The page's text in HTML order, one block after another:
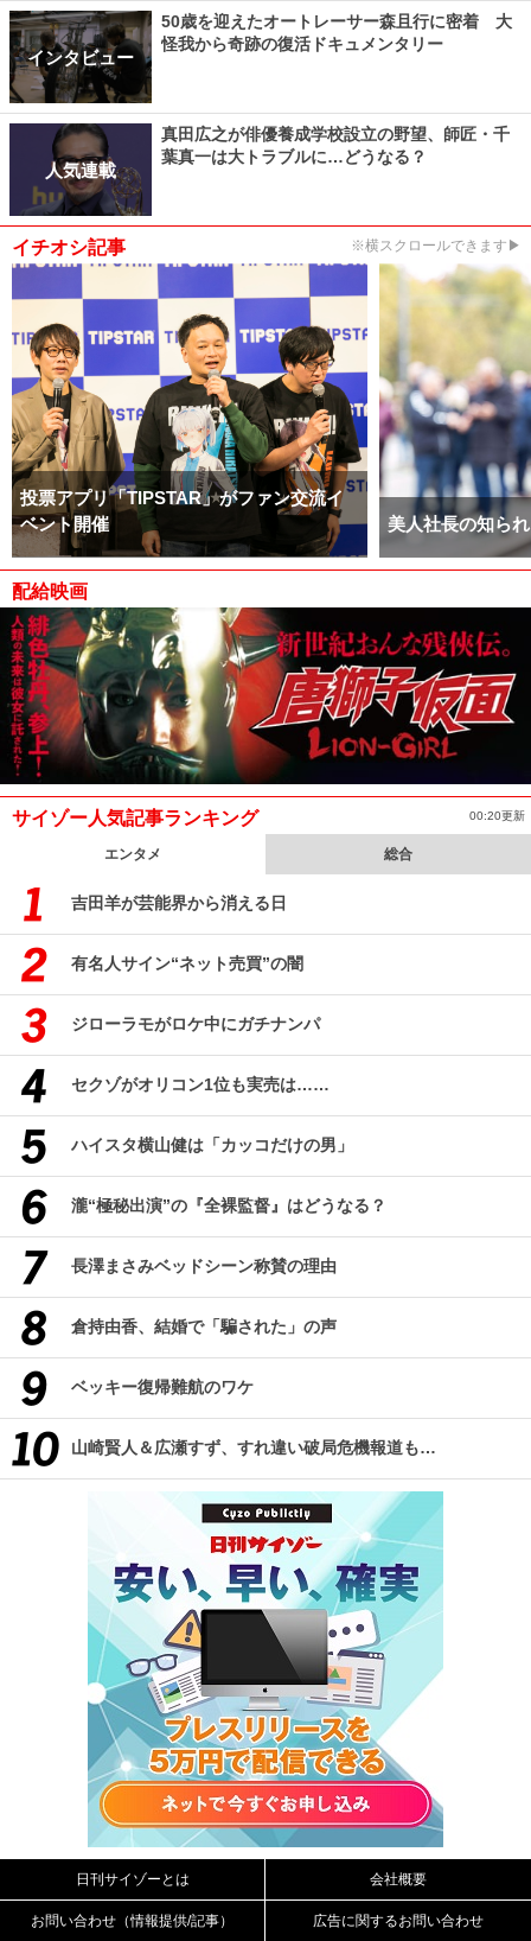
インタビュー
50歳を迎えたオートレーサー森且行に密着 大
怪我から奇跡の復活ドキュメンタリー
人気連載
真田広之が俳優養成学校設立の野望、師匠・千
葉真一は大トラブルに…どうなる？
イチオシ記事 ※横スクロールできます▶
投票アプリ「TIPSTAR」がファン交流イ
ベント開催
美人社長の知ら
配給映画
サイゾー人気記事ランキング 00:20更新
エンタメ 総合
吉田羊が芸能界から消える日
有名人サイン“ネット売買”の闇
ジローラモがロケ中にガチナンパ
セクゾがオリコン1位も実売は……
ハイスタ横山健は「カッコだけの男」
瀧“極秘出演”の『全裸監督』はどうなる？
長澤まさみベッドシーン称賛の理由
倉持由香、結婚で「騙された」の声
ベッキー復帰難航のワケ
山崎賢人＆広瀬すず、すれ違い破局危機報道も…
日刊サイゾーとは 会社概要
お問い合わせ（情報提供/記事） 広告に関するお問い合わせ